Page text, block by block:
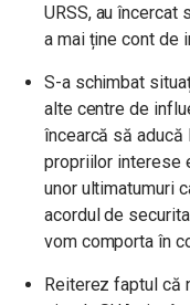
URSS, au
a mai ține cont de
S-a schimbat
alte centre de
încearcă să aducă
propriilor interese
unor ultimatumuri
acordul de
vom comporta în
Reiterez faptul că